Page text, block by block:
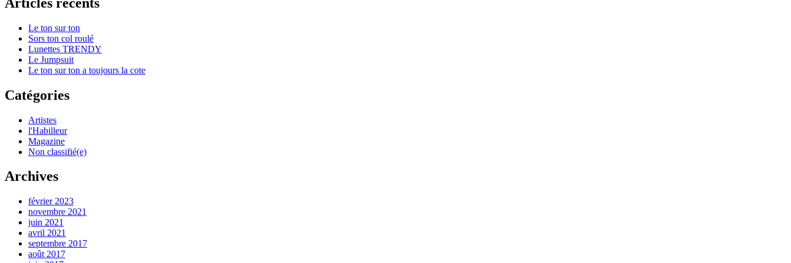
Le ton sur ton
Sors ton col roulé
Lunettes TRENDY
Le Jumpsuit
Le ton sur ton a toujours la cote
Catégories
Artistes
l'Habilleur
Magazine
Non classifié(e)
Archives
février 2023
novembre 2021
juin 2021
avril 2021
septembre 2017
août 2017